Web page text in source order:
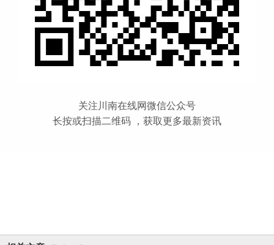
关注川南在线网微信公众号
长按或扫描二维码 ，获取更多最新资讯